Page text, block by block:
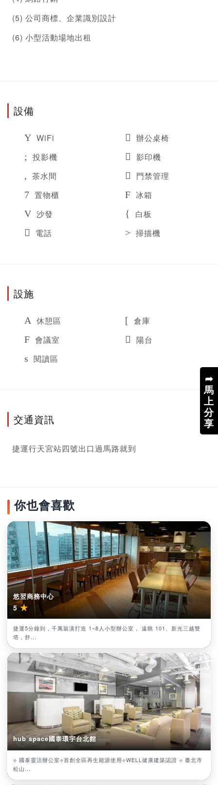
➦
馬
上
分
享
(5) 公司商標、企業識別設計
(6) 小型活動場地出租
設備
WiFi
辦公桌椅
投影機
影印機
茶水間
門禁管理
置物櫃
冰箱
沙發
白板
電話
掃描機
設施
休憩區
倉庫
會議室
陽台
閱讀區
交通資訊
捷運行天宮站四號出口過馬路就到
你也會喜歡
悠翌商務中心
5★
捷運5分鐘到，千萬裝潢打造 1~8人小型辦公室， 遠眺 101、新光三越雙
塔，舒...
hub space國泰環宇台北館
⟡ 國泰靈活辦公室⟡首創全區再生能源使用⟡WELL健康建築認證 ⟡ 臺北市
松山...